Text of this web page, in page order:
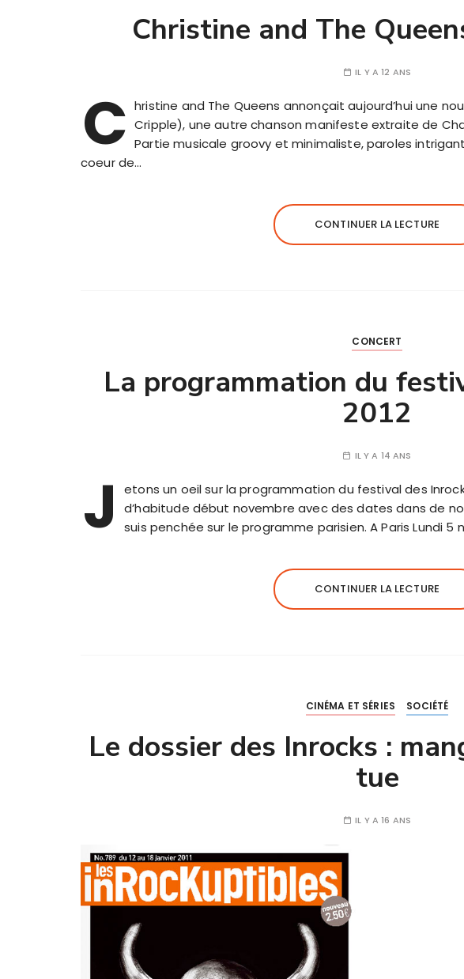
Christine and The
IL Y A 12 ANS
C hristine and The Queens annonçait aujourd’hui une
Cripple), une autre chanson manifeste extraite de
Partie musicale groovy et minimaliste, paroles
coeur de…
CONTINUER LA LECTURE
CONCERT
La programmation du
2012
IL Y A 14 ANS
J
etons un oeil sur la programmation du festival des
d’habitude début novembre avec des dates dans de
suis penchée sur le programme parisien. A Paris Lundi 5
CONTINUER LA LECTURE
CINÉMA ET SÉRIES SOCIÉTÉ
Le dossier des Inrocks :
tue
IL Y A 16 ANS